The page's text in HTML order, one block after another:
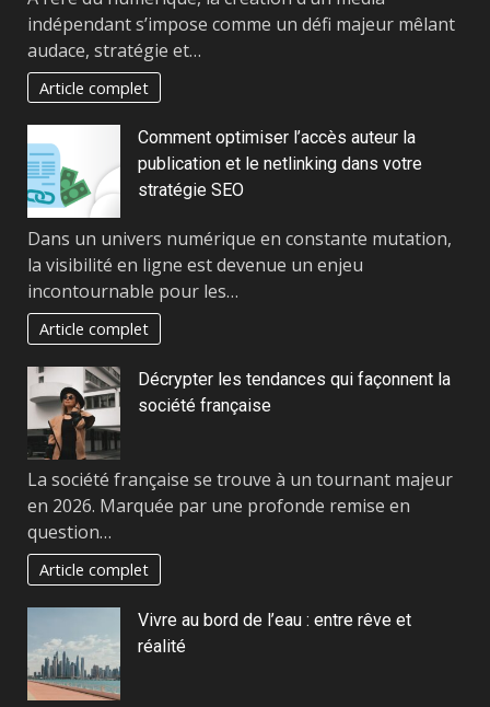
indépendant s’impose comme un défi majeur mêlant
audace, stratégie et…
Article complet
Comment optimiser l’accès auteur la
publication et le netlinking dans votre
stratégie SEO
Dans un univers numérique en constante mutation,
la visibilité en ligne est devenue un enjeu
incontournable pour les…
Article complet
Décrypter les tendances qui façonnent la
société française
La société française se trouve à un tournant majeur
en 2026. Marquée par une profonde remise en
question…
Article complet
Vivre au bord de l’eau : entre rêve et
réalité